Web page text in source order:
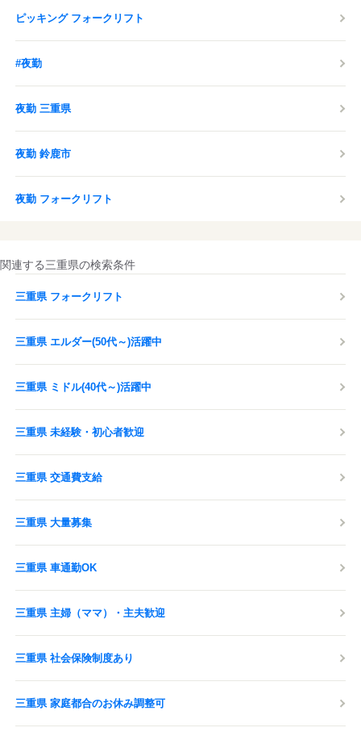
ピッキング フォークリフト
#夜勤
夜勤 三重県
夜勤 鈴鹿市
夜勤 フォークリフト
関連する三重県の検索条件
三重県 フォークリフト
三重県 エルダー(50代～)活躍中
三重県 ミドル(40代～)活躍中
三重県 未経験・初心者歓迎
三重県 交通費支給
三重県 大量募集
三重県 車通勤OK
三重県 主婦（ママ）・主夫歓迎
三重県 社会保険制度あり
三重県 家庭都合のお休み調整可